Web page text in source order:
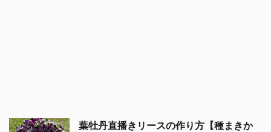
葉牡丹直播きリースの作り方【種まきか